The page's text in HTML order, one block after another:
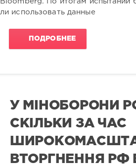
ли использовать данные
ПОДРОБНЕЕ
У МІНОБОРОНИ
СКІЛЬКИ ЗА ЧАС
ВТОРГНЕННЯ РФ